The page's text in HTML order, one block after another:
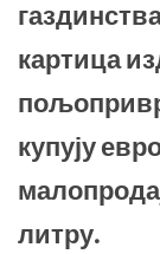
картица
купују
литру.